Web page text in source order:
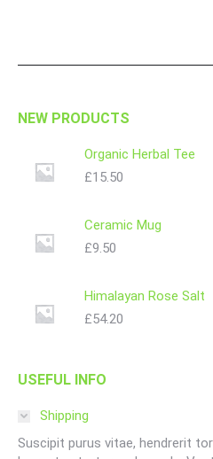
NEW PRODUCTS
Organic Herbal Tee
£15.50
Ceramic Mug
£9.50
Himalayan Rose Salt
£54.20
USEFUL INFO
Shipping
Suscipit purus vitae, hendrerit